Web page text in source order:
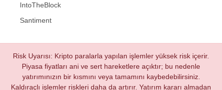
IntoTheBlock
Santiment
Risk Uyarısı: Kripto paralarla yapılan işlemler yüksek risk içerir.
Piyasa fiyatları ani ve sert hareketlere açıktır; bu nedenle
yatırımınızın bir kısmını veya tamamını kaybedebilirsiniz.
Kaldıraçlı işlemler riskleri daha da artırır. Yatırım kararı almadan